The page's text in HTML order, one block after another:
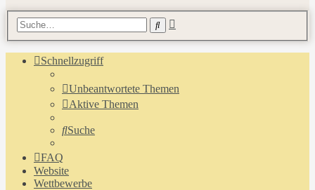
Suche
Schnellzugriff
Unbeantwortete Themen
Aktive Themen
Suche
FAQ
Website
Wettbewerbe